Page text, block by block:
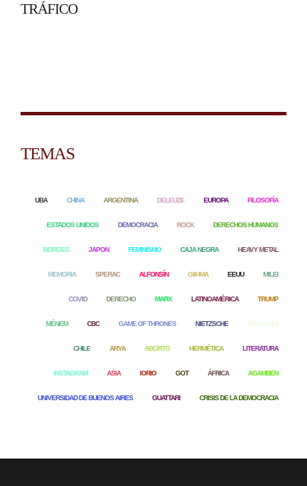
TRÁFICO
TEMAS
UBA CHINA ARGENTINA DELEUZE EUROPA FILOSOFÍA
ESTADOS UNIDOS DEMOCRACIA ROCK DERECHOS HUMANOS
BORGES JAPON FEMINISMO CAJA NEGRA HEAVY METAL
MEMORIA SPERAC ALFONSÍN GIIHMA EEUU MILEI
COVID DERECHO MARX LATINOAMÉRICA TRUMP
MÉNEM CBC GAME OF THRONES NIETZSCHE FOUCAULT
CHILE ARYA ABORTO HERMÉTICA LITERATURA
INSTAGRAM ASIA IORIO GOT ÁFRICA AGAMBEN
UNIVERSIDAD DE BUENOS AIRES GUATTARI CRISIS DE LA DEMOCRACIA